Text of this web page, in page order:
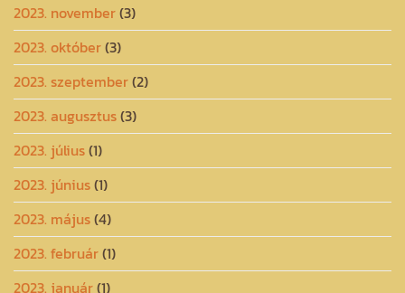
2023. november(3)
2023. október(3)
2023. szeptember(2)
2023. augusztus(3)
2023. július(1)
2023. június(1)
2023. május(4)
2023. február(1)
2023. január(1)